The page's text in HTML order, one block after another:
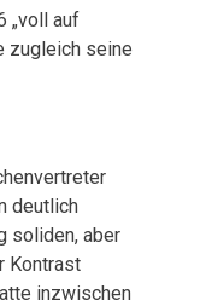
„voll auf
zugleich seine
deutlich
soliden, aber
Kontrast
inzwischen